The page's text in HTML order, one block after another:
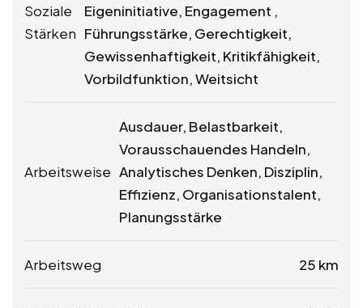
Soziale
Stärken
Eigeninitiative, Engagement ,
Führungsstärke, Gerechtigkeit,
Gewissenhaftigkeit, Kritikfähigkeit,
Vorbildfunktion, Weitsicht
Arbeitsweise
Ausdauer, Belastbarkeit,
Vorausschauendes Handeln,
Analytisches Denken, Disziplin,
Effizienz, Organisationstalent,
Planungsstärke
Arbeitsweg 25 km